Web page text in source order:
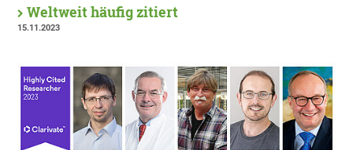
Weltweit häufig zitiert
15.11.2023